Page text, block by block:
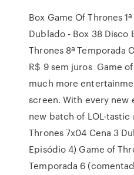
Box Game Of Thrones
Dublado - Box 38 Disco
Thrones 8ª Temporada
R$ 9 sem juros Game
much more
screen. With every new
new batch of LOL-tastic
Thrones 7x04 Cena 3
Episódio 4) Game of
Temporada 6